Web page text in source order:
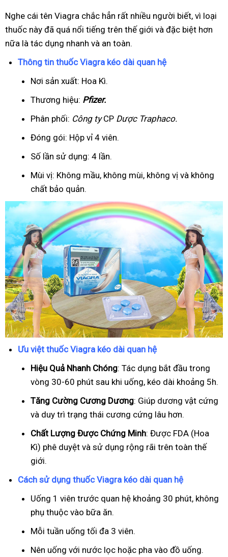
Nghe cái tên Viagra chắc hẳn rất nhiều người biết, vì loại
thuốc này đã quá nổi tiếng trên thế giới và đặc biệt hơn
nữa là tác dụng nhanh và an toàn.
Thông tin thuốc Viagra kéo dài quan hệ
Nơi sản xuất: Hoa Kì.
Thương hiệu: Pfizer.
Phân phối: Công tyCP Dược Traphaco.
Đóng gói: Hộp vỉ 4 viên.
Số lần sử dụng: 4 lần.
Mùi vị: Không mầu, không mùi, không vị và không
chất bảo quản.
Ưu việt thuốc Viagra kéo dài quan hệ
Hiệu Quả Nhanh Chóng: Tác dụng bắt đầu trong
vòng 30-60 phút sau khi uống, kéo dài khoảng 5h.
Tăng Cường Cương Dương: Giúp dương vật cứng
và duy trì trạng thái cương cứng lâu hơn.
Chất Lượng Được Chứng Minh: Được FDA (Hoa
Kì) phê duyệt và sử dụng rộng rãi trên toàn thế
giới.
Cách sử dụng thuốc Viagra kéo dài quan hệ
Uống 1 viên trước quan hệ khoảng 30 phút, không
phụ thuộc vào bữa ăn.
Mỗi tuần uống tối đa 3 viên.
Nên uống với nước lọc hoặc pha vào đồ uống.